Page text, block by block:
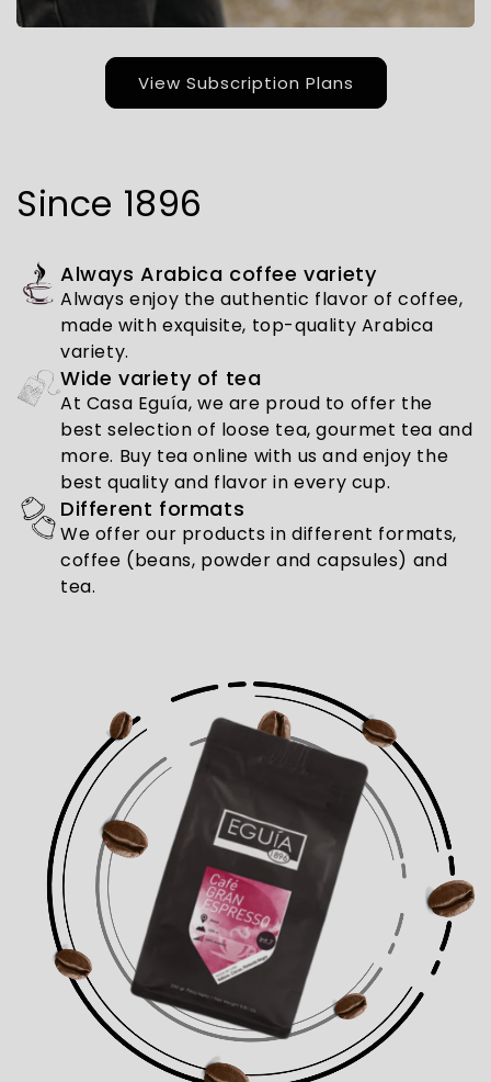
View Subscription Plans
Since 1896
Always Arabica coffee variety
Always enjoy the authentic flavor of coffee,
made with exquisite, top-quality Arabica
variety.
Wide variety of tea
At Casa Eguía, we are proud to offer the
best selection of loose tea, gourmet tea and
more. Buy tea online with us and enjoy the
best quality and flavor in every cup.
Different formats
We offer our products in different formats,
coffee (beans, powder and capsules) and
tea.